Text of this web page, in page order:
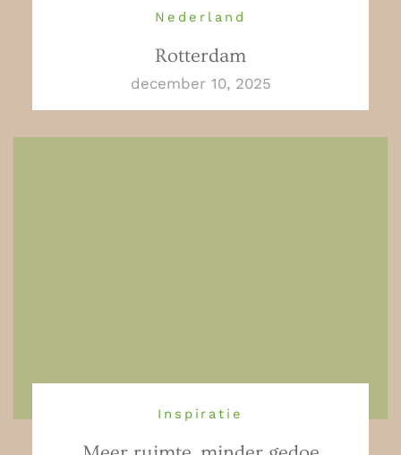
Nederland
Rotterdam
december 10, 2025
Inspiratie